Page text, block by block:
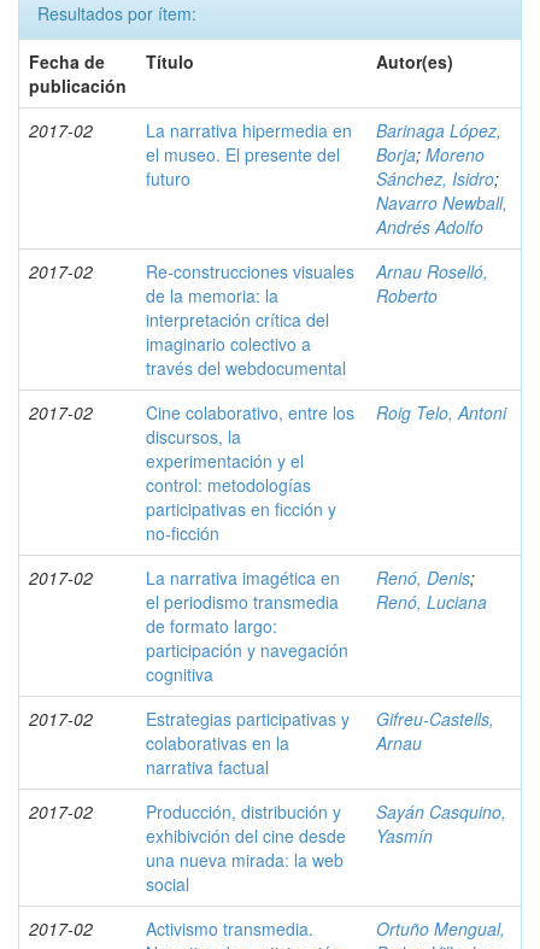
Resultados por ítem:
Fecha de
publicación
Título Autor(es)
2017-02
La narrativa hipermedia en
el museo. El presente del
futuro
Barinaga López,
Borja; Moreno
Sánchez, Isidro;
Navarro Newball,
Andrés Adolfo
2017-02
Re-construcciones visuales
de la memoria: la
interpretación crítica del
imaginario colectivo a
través del webdocumental
Arnau Roselló,
Roberto
2017-02
Cine colaborativo, entre los
discursos, la
experimentación y el
control: metodologías
participativas en ficción y
no-ficción
Roig Telo, Antoni
2017-02
La narrativa imagética en
el periodismo transmedia
de formato largo:
participación y navegación
cognitiva
Renó, Denis;
Renó, Luciana
2017-02
Estrategias participativas y
colaborativas en la
narrativa factual
Gifreu-Castells,
Arnau
2017-02
Producción, distribución y
exhibivción del cine desde
una nueva mirada: la web
social
Sayán Casquino,
Yasmín
2017-02
Activismo transmedia.
Ortuño Mengual,